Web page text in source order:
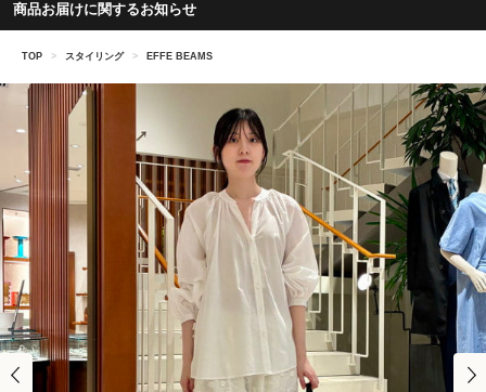
商品お届けに関するお知らせ
TOP > スタイリング > EFFE BEAMS